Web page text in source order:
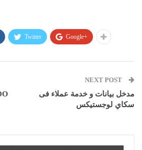
Twitter Google+
NEXT POST
مدخل بيانات و خدمة عملاء فى
سكاي لوجستيكس